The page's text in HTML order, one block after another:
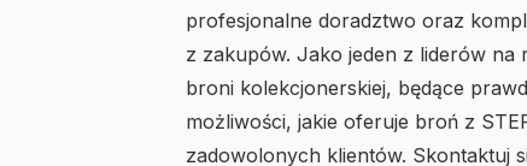
profesjonalne doradztwo oraz
z zakupów. Jako jeden z liderów
broni kolekcjonerskiej, będące
możliwości, jakie oferuje broń z
zadowolonych klientów. Skontaktuj